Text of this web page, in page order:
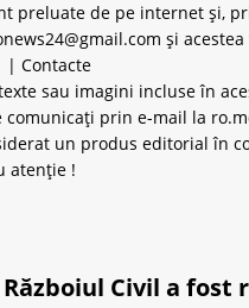
preluate de pe internet și,
și
| Contacte
sau imagini incluse în
comunicați prin e-mail la
un produs editorial în
atenție !
Civil a